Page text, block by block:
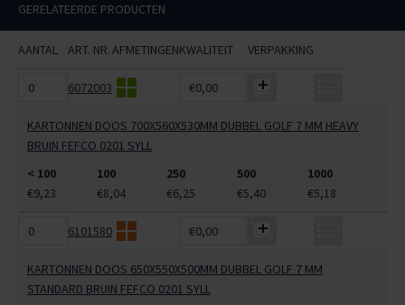
GERELATEERDE PRODUCTEN
AANTAL ART. NR.AFMETINGENKWALITEIT VERPAKKING
6072003 €0,00
KARTONNEN DOOS 700X560X530MM DUBBEL GOLF 7 MM HEAVY
BRUIN FEFCO 0201 SYLL
< 100
100 250 500
1000
€9,23
€8,04 €6,25 €5,40 €5,18
6101580 €0,00
KARTONNEN DOOS 650X550X500MM DUBBEL GOLF 7 MM
STANDARD BRUIN FEFCO 0201 SYLL